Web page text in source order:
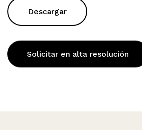
Descargar
Solicitar en alta resolución